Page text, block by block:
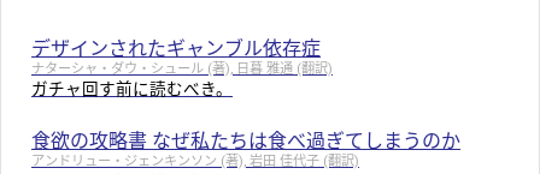
デザインされたギャンブル依存症
ナターシャ・ダウ・シュール (著), 日暮 雅通 (翻訳)
ガチャ回す前に読むべき。
食欲の攻略書 なぜ私たちは食べ過ぎてしまうのか
アンドリュー・ジェンキンソン (著), 岩田 佳代子 (翻訳)